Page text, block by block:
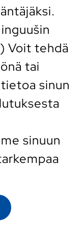
Voit tehdä
tai
sinun
sinuun